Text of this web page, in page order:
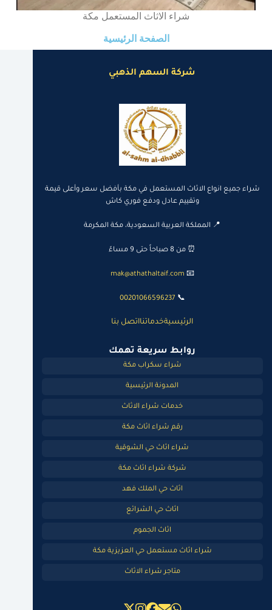
شراء الاثاث المستعمل مكة
الصفحة الرئيسية
شركة السهم الذهبي
شراء جميع انواع الاثاث المستعمل في مكة بأفضل سعر وأعلى قيمة
وتقييم عادل ودفع فوري كاش
📍 المملكة العربية السعودية، مكة المكرمة
⏰ من 8 صباحاً حتى 9 مساءً
📧
mak@athathaltaif.com
📞
00201066596237
الرئيسيةخدماتنااتصل بنا
روابط سريعة تهمك
شراء سكراب مكة
المدونة الرئيسية
خدمات شراء الاثاث
رقم شراء اثاث مكة
شراء اثاث حي الشوقية
شركة شراء اثاث مكة
اثاث حي الملك فهد
اثاث حي الشرائع
اثاث الجموم
شراء اثاث مستعمل حي العزيزية مكة
متاجر شراء الاثاث